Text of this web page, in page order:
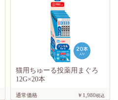
猫用ちゅーる投薬用まぐろ
12G×20本
通常価格
￥1,980